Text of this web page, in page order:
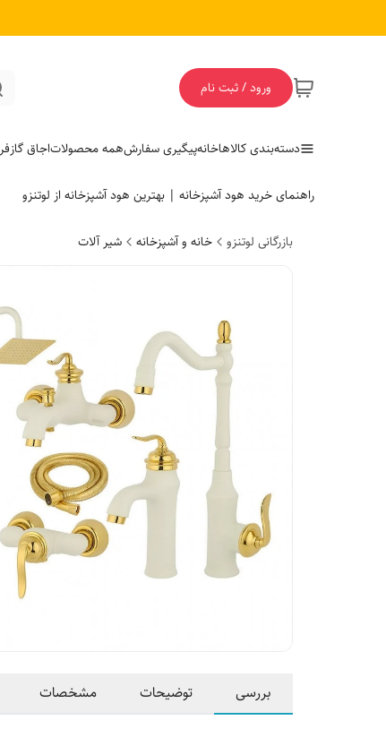
ورود / ثبت نام
دسته‌بندی کالاهاخانهپیگیری سفارشهمه محصولاتاجاق گازفر
راهنمای خرید هود آشپزخانه | بهترین هود آشپزخانه از لوتنزو
بازرگانی لوتنزو خانه و آشپزخانه شیر آلات
بررسی توضیحات مشخصات